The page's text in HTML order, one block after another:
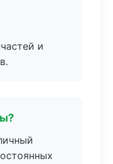
и